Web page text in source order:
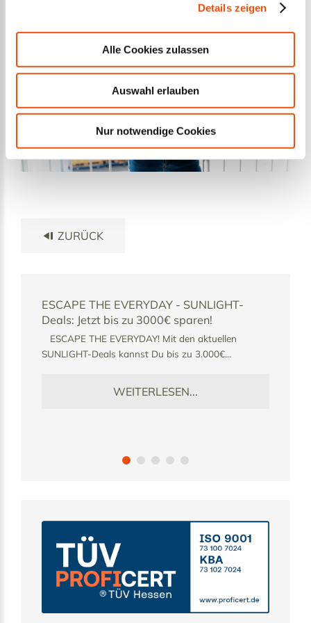
Details zeigen
Alle Cookies zulassen
Auswahl erlauben
Nur notwendige Cookies
ZURÜCK
ESCAPE THE EVERYDAY - SUNLIGHT-
Deals: Jetzt bis zu 3000€ sparen!
ESCAPE THE EVERYDAY! Mit den aktuellen
SUNLIGHT-Deals kannst Du bis zu 3.000€...
WEITERLESEN...